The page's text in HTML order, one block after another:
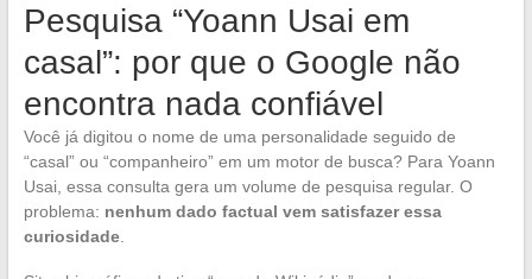
Pesquisa “Yoann Usai em
casal”: por que o Google não
encontra nada confiável
Você já digitou o nome de uma personalidade seguido de
“casal” ou “companheiro” em um motor de busca? Para Yoann
Usai, essa consulta gera um volume de pesquisa regular. O
problema: nenhum dado factual vem satisfazer essa
curiosidade.